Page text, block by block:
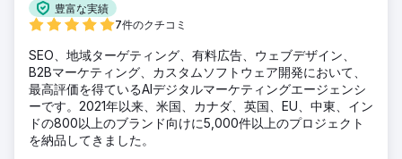
豊富な実績
7件のクチコミ
SEO、地域ターゲティング、有料広告、ウェブデザイン、
B2Bマーケティング、カスタムソフトウェア開発において、
最高評価を得ているAIデジタルマーケティングエージェンシ
ーです。2021年以来、米国、カナダ、英国、EU、中東、イン
ドの800以上のブランド向けに5,000件以上のプロジェクト
を納品してきました。